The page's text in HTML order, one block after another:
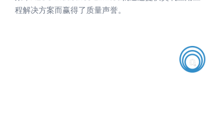
程解决方案而赢得了质量声誉。